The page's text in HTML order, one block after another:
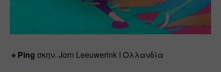
🔸 Ping σκην. Jorn Leeuwerink Ι Ολλανδία